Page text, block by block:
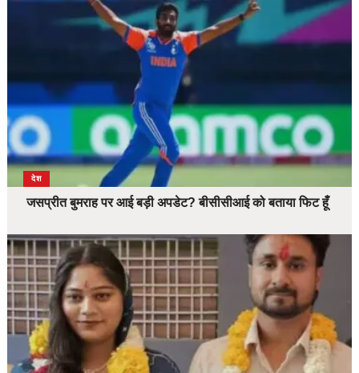
देश
जसप्रीत बुमराह पर आई बड़ी अपडेट? बीसीसीआई को बताया फिट हूँ